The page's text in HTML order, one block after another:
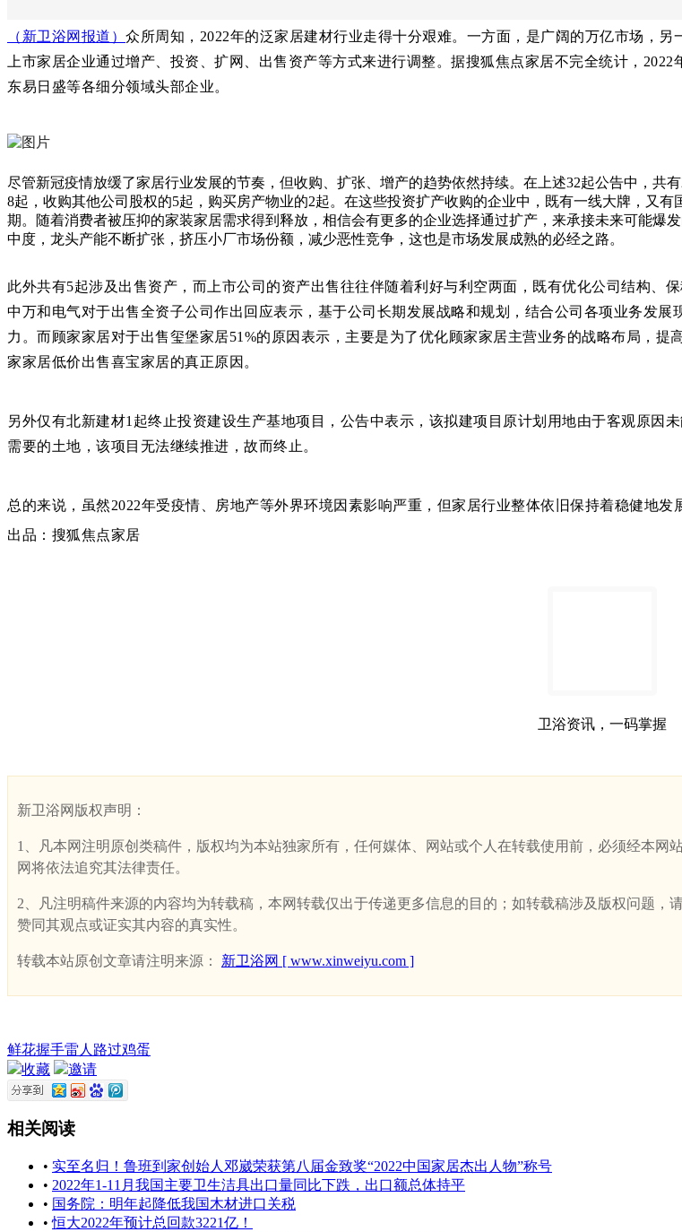
（新卫浴网报道） 众所周知，2022年的泛家居建材行业走得十分艰难。一方面，是广阔的万亿市场，
上市家居企业通过增产、投资、扩网、出售资产等方式来进行调整。据搜狐焦点家居不完全统计，
东易日盛等各细分领域头部企业。
尽管新冠疫情放缓了家居行业发展的节奏，但收购、扩张、增产的趋势依然持续。在上述32起公告中，共
8起，收购其他公司股权的5起，购买房产物业的2起。在这些投资扩产收购的企业中，既有一线大牌，又
期。随着消费者被压抑的家装家居需求得到释放，相信会有更多的企业选择通过扩产，来承接未来可能
中度，龙头产能不断扩张，挤压小厂市场份额，减少恶性竞争，这也是市场发展成熟的必经之路。
此外共有5起涉及出售资产，而上市公司的资产出售往往伴随着利好与利空两面，既有优化公司结构、
中万和电气对于出售全资子公司作出回应表示，基于公司长期发展战略和规划，结合公司各项业务发
力。而顾家家居对于出售玺堡家居51%的原因表示，主要是为了优化顾家家居主营业务的战略布局，
家家居低价出售喜宝家居的真正原因。
另外仅有北新建材1起终止投资建设生产基地项目，公告中表示，该拟建项目原计划用地由于客观原因
需要的土地，该项目无法继续推进，故而终止。
总的来说，虽然2022年受疫情、房地产等外界环境因素影响严重，但家居行业整体依旧保持着稳健地发
出品：搜狐焦点家居
卫浴资讯，一码掌握
新卫浴网版权声明：
1、凡本网注明原创类稿件，版权均为本站独家所有，任何媒体、网站或个人在转载使用前，必须经本网
网将依法追究其法律责任。
2、凡注明稿件来源的内容均为转载稿，本网转载仅出于传递更多信息的目的；如转载稿涉及版权问题，
赞同其观点或证实其内容的真实性。
转载本站原创文章请注明来源： 新卫浴网 [ www.xinweiyu.com ]
鲜花握手雷人 路过鸡蛋
收藏
邀请
相关阅读
• 实至名归！鲁班到家创始人邓崴荣获第八届金致奖“2022中国家居杰出人物”称号
• 2022年1-11月我国主要卫生洁具出口量同比下跌，出口额总体持平
• 国务院：明年起降低我国木材进口关税
•恒大2022年预计总回款3221亿！